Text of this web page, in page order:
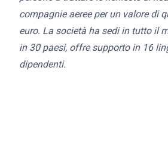
compagnie aeree per un valore di
euro. La società ha sedi in tutto il
in 30 paesi, offre supporto in 16
dipendenti.